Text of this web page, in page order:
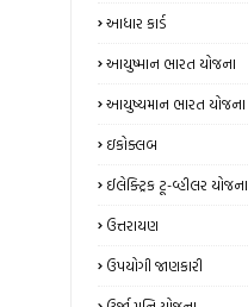
આધાર કાર્ડ
આયુષ્માન ભારત યોજના
આયુષ્યમાન ભારત યોજના
ઇકોક્લબ
ઈલેક્ટ્રિક ટૂ-વ્હીલર યોજના
ઉત્તરાયણ
ઉપયોગી જાણકારી